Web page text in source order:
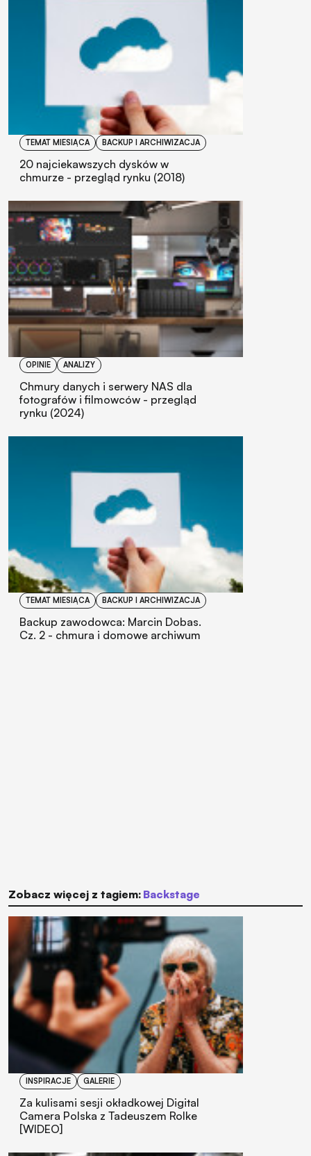
TEMAT MIESIĄCA BACKUP I ARCHIWIZACJA
20 najciekawszych dysków w
chmurze - przegląd rynku (2018)
OPINIE ANALIZY
Chmury danych i serwery NAS dla
fotografów i filmowców - przegląd
rynku (2024)
TEMAT MIESIĄCA BACKUP I ARCHIWIZACJA
Backup zawodowca: Marcin Dobas.
Cz. 2 - chmura i domowe archiwum
Zobacz więcej z tagiem: backstage
INSPIRACJE GALERIE
Za kulisami sesji okładkowej Digital
Camera Polska z Tadeuszem Rolke
[WIDEO]